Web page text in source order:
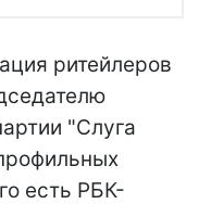
ритейлеров
"Слуга
есть РБК-